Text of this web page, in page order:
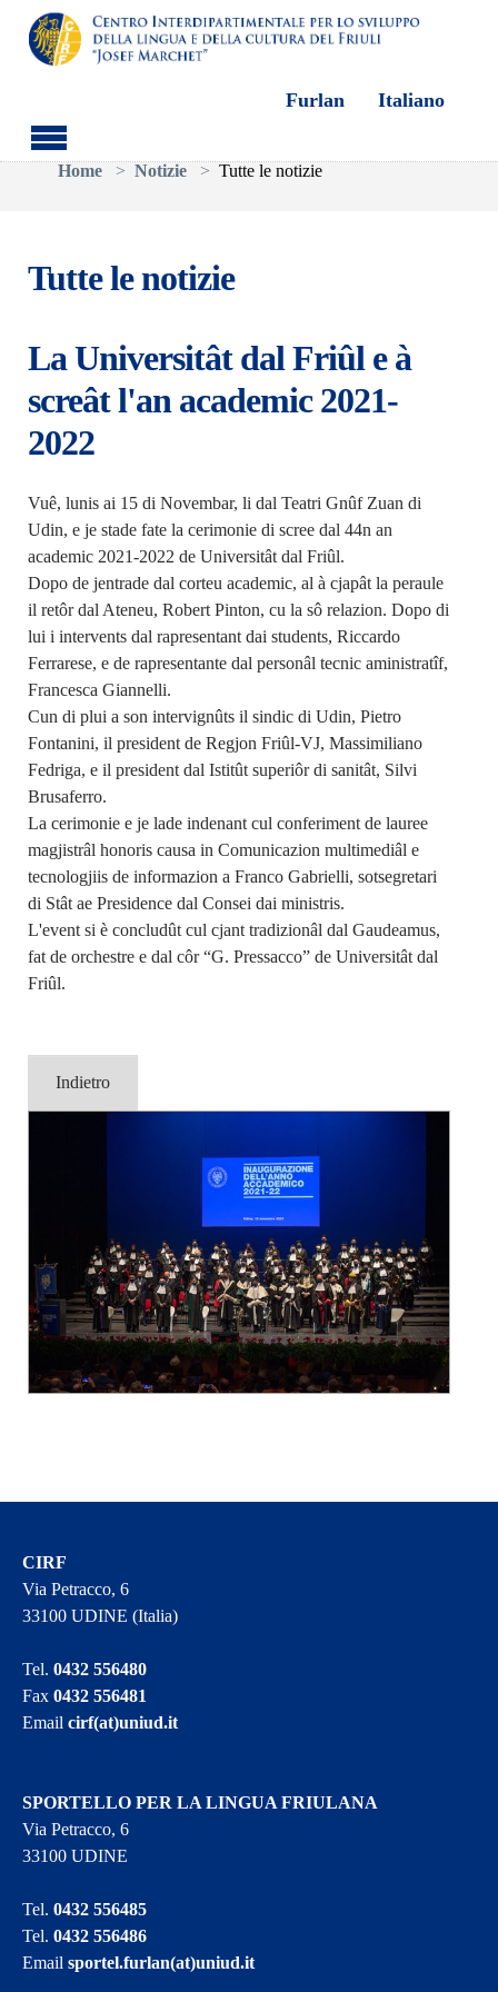
Skip to main content
Furlan Italiano
You are here:
Home
Notizie Tutte le notizie
Tutte le notizie
La Universitât dal Friûl e à
screât l'an academic 2021-
2022
Vuê, lunis ai 15 di Novembar, li dal Teatri Gnûf Zuan di
Udin, e je stade fate la cerimonie di scree dal 44n an
academic 2021-2022 de Universitât dal Friûl.
Dopo de jentrade dal corteu academic, al à cjapât la peraule
il retôr dal Ateneu, Robert Pinton, cu la sô relazion. Dopo di
lui i intervents dal rapresentant dai students, Riccardo
Ferrarese, e de rapresentante dal personâl tecnic aministratîf,
Francesca Giannelli.
Cun di plui a son intervignûts il sindic di Udin, Pietro
Fontanini, il president de Regjon Friûl-VJ, Massimiliano
Fedriga, e il president dal Istitût superiôr di sanitât, Silvi
Brusaferro.
La cerimonie e je lade indenant cul conferiment de lauree
magjistrâl honoris causa in Comunicazion multimediâl e
tecnologjiis de informazion a Franco Gabrielli, sotsegretari
di Stât ae Presidence dal Consei dai ministris.
L'event si è concludût cul cjant tradizionâl dal Gaudeamus,
fat de orchestre e dal côr “G. Pressacco” de Universitât dal
Friûl.
Indietro
CIRF
Via Petracco, 6
33100 UDINE (Italia)
Tel.0432 556480
Fax0432 556481
Emailcirf(at)uniud.it
SPORTELLO PER LA LINGUA FRIULANA
Via Petracco, 6
33100 UDINE
Tel.0432 556485
Tel.0432 556486
Emailsportel.furlan(at)uniud.it